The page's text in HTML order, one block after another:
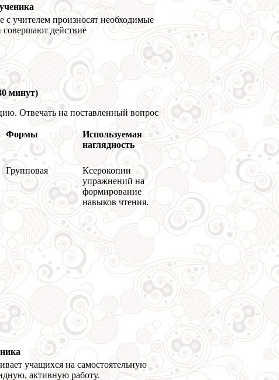
с учителем произносят необходимые
совершают действие
минут)
Отвечать на поставленный вопрос
Формы
Используемая
наглядность
Групповая
Ксерокопии
упражнений на
формирование
навыков чтения.
учащихся на самостоятельную
активную работу.